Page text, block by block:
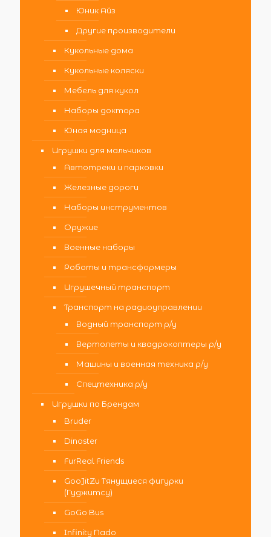
Юник Айз
Другие производители
Кукольные дома
Кукольные коляски
Мебель для кукол
Наборы доктора
Юная модница
Игрушки для мальчиков
Автотреки и парковки
Железные дороги
Наборы инструментов
Оружие
Военные наборы
Роботы и трансформеры
Игрушечный транспорт
Транспорт на радиоуправлении
Водный транспорт р/у
Вертолеты и квадрокоптеры р/у
Машины и военная техника р/у
Спецтехника р/у
Игрушки по Брендам
Bruder
Dinoster
FurReal Friends
GooJitZu Тянущиеся фигурки
(Гуджитсу)
GoGo Bus
Infinity Nado